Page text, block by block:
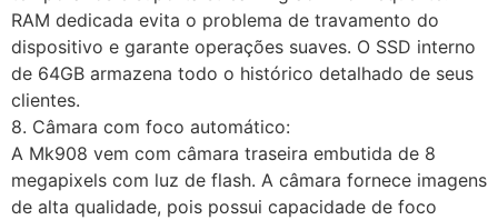
RAM dedicada evita o problema de travamento do
dispositivo e garante operações suaves. O SSD interno
de 64GB armazena todo o histórico detalhado de seus
clientes.
8. Câmara com foco automático:
A Mk908 vem com câmara traseira embutida de 8
megapixels com luz de flash. A câmara fornece imagens
de alta qualidade, pois possui capacidade de foco